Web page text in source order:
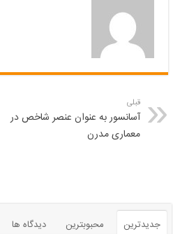
قبلی
آسانسور به عنوان عنصر شاخص در
معماری مدرن
جدیدترین محبوبترین دیدگاه ها